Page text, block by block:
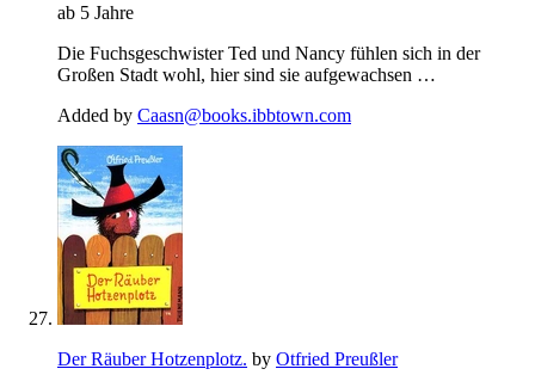
ab 5 Jahre
Die Fuchsgeschwister Ted und Nancy fühlen sich in der
Großen Stadt wohl, hier sind sie aufgewachsen …
Added by Caasn@books.ibbtown.com
Der Räuber Hotzenplotz. by Otfried Preußler